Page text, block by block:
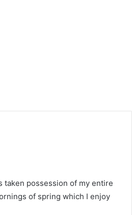
taken possession of my entire
of spring which I enjoy